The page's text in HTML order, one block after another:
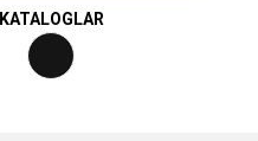
KATALOGLAR